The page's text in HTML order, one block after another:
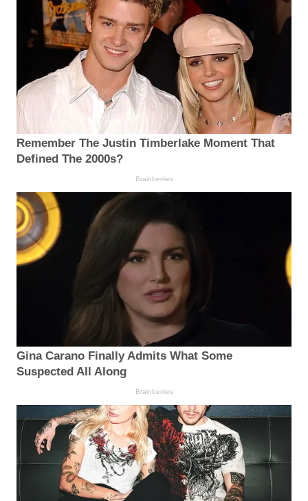
Remember The Justin Timberlake Moment That
Defined The 2000s?
Brainberries
Gina Carano Finally Admits What Some
Suspected All Along
Brainberries